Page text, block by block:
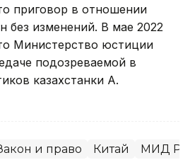
приговор в отношении
без изменений. В мае 2022
Министерство юстиции
подозреваемой в
казахстанки А.
и право Китай МИД РК